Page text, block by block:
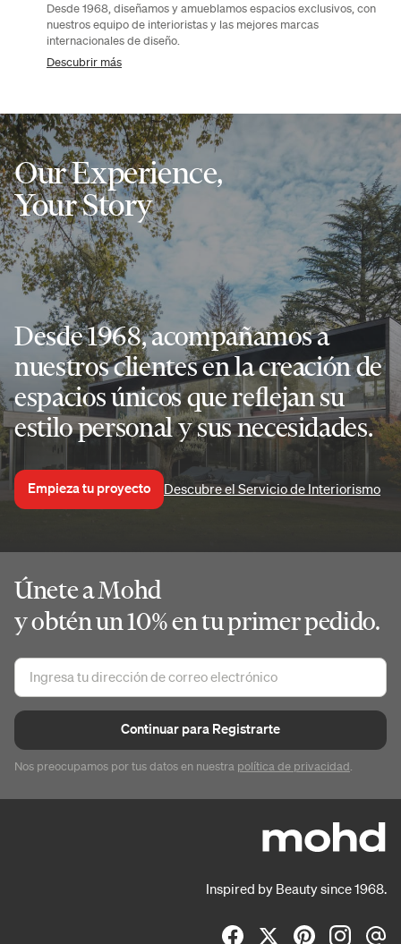
Desde 1968, diseñamos y amueblamos espacios exclusivos, con
nuestros equipo de interioristas y las mejores marcas
internacionales de diseño.
Descubrir más
Our Experience,
Your Story
Desde 1968, acompañamos a
nuestros clientes en la creación de
espacios únicos que reflejan su
estilo personal y sus necesidades.
Empieza tu proyecto Descubre el Servicio de Interiorismo
Únete a Mohd
y obtén un 10% en tu primer pedido.
Continuar para Registrarte
Nos preocupamos por tus datos en nuestra política de privacidad.
Inspired by Beauty since 1968.